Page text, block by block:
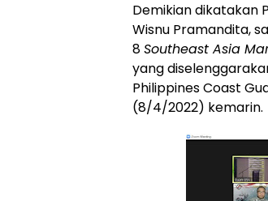
Demikian dikatakan
Wisnu Pramandita,
8Southeast Asia
yang
Philippines Coast
(8/4/2022) kemarin.